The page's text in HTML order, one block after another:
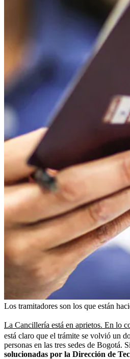
Los tramitadores son los que están
La Cancillería está en aprietos. En lo
está claro que el trámite se volvió un
personas en las tres sedes de Bogotá.
solucionadas por la Dirección de